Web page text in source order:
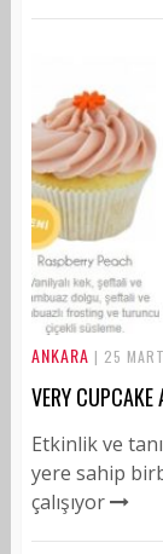
ANKARA | 25
VERY CUPCAKE
Etkinlik ve
yere sahip
çalışıyor